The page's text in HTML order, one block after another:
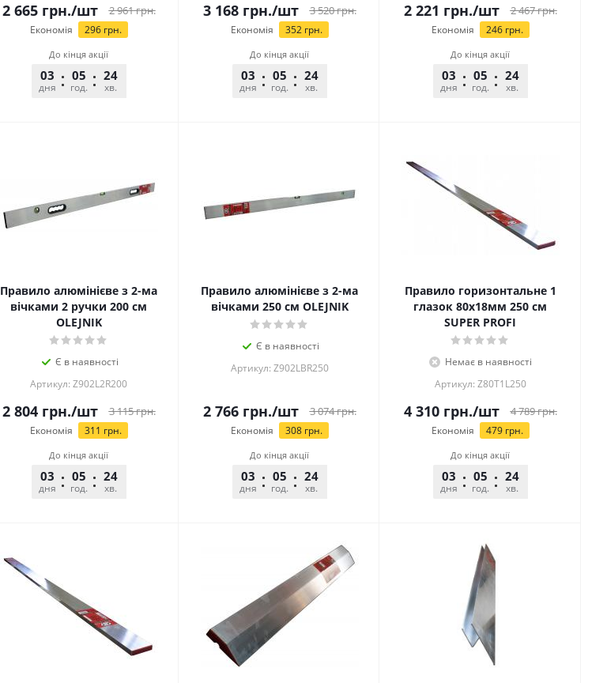
2 665грн./шт 2 961грн.
Економія 296грн.
До кінця акції
03
дня
05
год.
24
хв.
3 168грн./шт 3 520грн.
Економія 352грн.
До кінця акції
03
дня
05
год.
24
хв.
2 221 грн./шт 2 467грн.
Економія 246грн.
До кінця акції
03
дня
05
год.
24
хв.
Правило алюмінієве з 2-ма
вічками 2 ручки 200 см
OLEJNIK
Є в наявності
Артикул: Z902L2R200
2 804грн./шт 3 115грн.
Економія 311 грн.
До кінця акції
03
дня
05
год.
24
хв.
Правило алюмінієве з 2-ма
вічками 250 см OLEJNIK
Є в наявності
Артикул: Z902LBR250
2 766грн./шт 3 074грн.
Економія 308грн.
До кінця акції
03
дня
05
год.
24
хв.
Правило горизонтальне 1
глазок 80х18мм 250 см
SUPЕR PROFI
Немає в наявності
Артикул: Z80T1L250
4 310грн./шт 4 789грн.
Економія 479грн.
До кінця акції
03
дня
05
год.
24
хв.